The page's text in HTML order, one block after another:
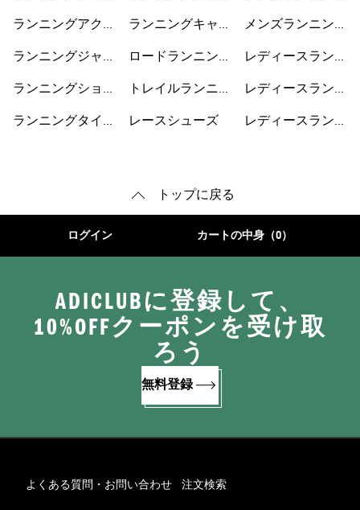
ランニングアクセ
ランニングジャケ
ランニングショー
ランニングタイ
ランニングキャッ
ロードランニング
トレイルランニン
レースシューズ
メンズランニング
レディースランニ
レディースランニ
ツ
レディースランニ
トップに戻る
ログイン カートの中身（0）
ADICLUBに登録して、
10%OFFクーポンを受け取
ろう
無料登録
よくある質問・お問い合わせ 注文検索